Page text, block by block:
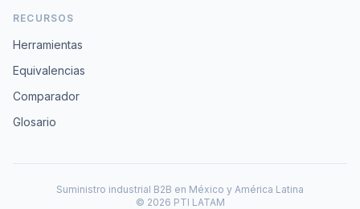
RECURSOS
Herramientas
Equivalencias
Comparador
Glosario
Suministro industrial B2B en México y América Latina
© 2026 PTI LATAM